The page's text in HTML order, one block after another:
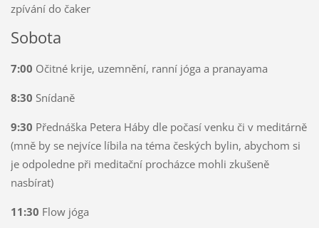
zpívání do čaker
Sobota
7:00 Očitné krije, uzemnění, ranní jóga a pranayama
8:30 Snídaně
9:30 Přednáška Petera Háby dle počasí venku či v meditárně
(mně by se nejvíce líbila na téma českých bylin, abychom si
je odpoledne při meditační procházce mohli zkušeně
nasbírat)
11:30 Flow jóga